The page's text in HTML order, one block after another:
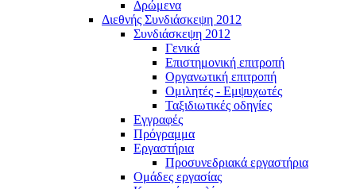
Δρώμενα
Διεθνής Συνδιάσκεψη 2012
Συνδιάσκεψη 2012
Γενικά
Επιστημονική επιτροπή
Οργανωτική επιτροπή
Ομιλητές - Εμψυχωτές
Ταξιδιωτικές οδηγίες
Εγγραφές
Πρόγραμμα
Εργαστήρια
Προσυνεδριακά εργαστήρια
Ομάδες εργασίας